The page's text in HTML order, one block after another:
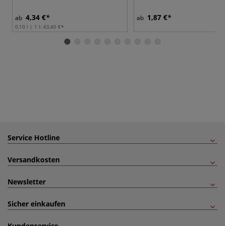
ab 4,34 €
0,10 l | 1 l: 43,40 €
ab 1,87 €
Service Hotline
Versandkosten
Newsletter
Sicher einkaufen